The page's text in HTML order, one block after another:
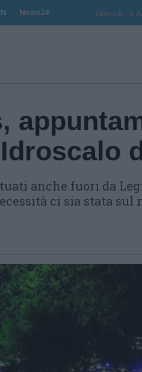
News24 Giovedi , 6
anche fuori da
ci sia stata sul